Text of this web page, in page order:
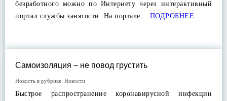
безработного можно по Интернету через интерактивный
портал службы занятости. На портале… ПОДРОБНЕЕ
Самоизоляция – не повод грустить
Новость в рубрике: Новости
Быстрое распространение коронавирусной инфекции